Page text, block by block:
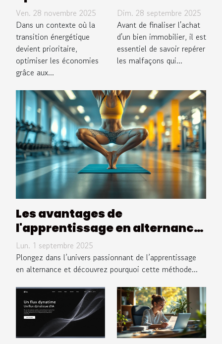
économies
grâce aux
systèmes
énergétiques
renouvelables
?
Ven. 28 novembre 2025
Dans un contexte où la
transition énergétique
devient prioritaire,
optimiser les économies
grâce aux...
malfaçons
avant
d'acheter un
bien
immobilier ?
Dim. 28 septembre 2025
Avant de finaliser l'achat
d'un bien immobilier, il est
essentiel de savoir repérer
les malfaçons qui...
Les avantages de
l'apprentissage en alternance
dans les métiers du sport
Lun. 1 septembre 2025
Plongez dans l’univers passionnant de l’apprentissage
en alternance et découvrez pourquoi cette méthode...